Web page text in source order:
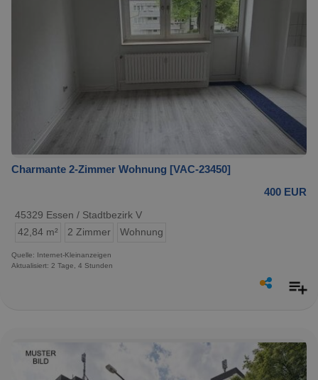
Charmante 2-Zimmer Wohnung [VAC-23450]
400 EUR
45329 Essen / Stadtbezirk V
42,84 m²
2 Zimmer Wohnung
Quelle: Internet-Kleinanzeigen
Aktualisiert: 2 Tage, 4 Stunden